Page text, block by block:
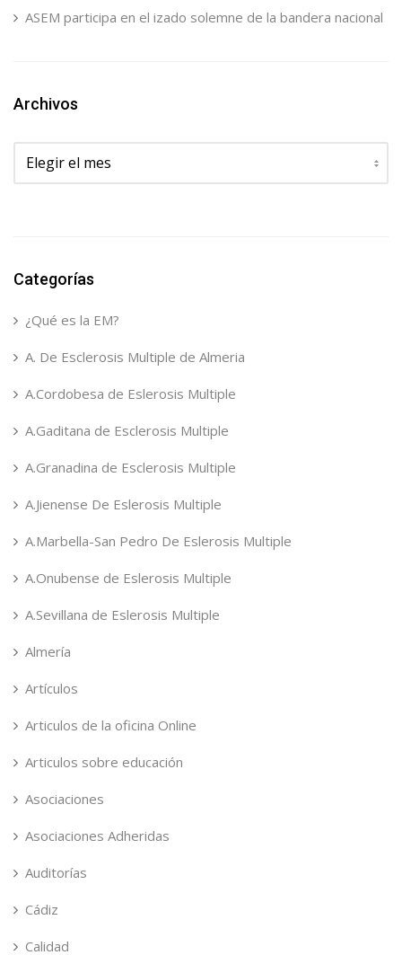
ASEM participa en el izado solemne de la bandera nacional
Archivos
Archivos
Categorías
¿Qué es la EM?
A. De Esclerosis Multiple de Almeria
A.Cordobesa de Eslerosis Multiple
A.Gaditana de Esclerosis Multiple
A.Granadina de Esclerosis Multiple
A.Jienense De Eslerosis Multiple
A.Marbella-San Pedro De Eslerosis Multiple
A.Onubense de Eslerosis Multiple
A.Sevillana de Eslerosis Multiple
Almería
Artículos
Articulos de la oficina Online
Articulos sobre educación
Asociaciones
Asociaciones Adheridas
Auditorías
Cádiz
Calidad